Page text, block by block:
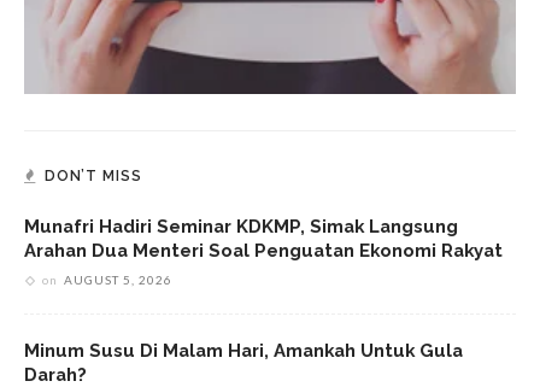
DON’T MISS
Munafri Hadiri Seminar KDKMP, Simak Langsung
Arahan Dua Menteri Soal Penguatan Ekonomi Rakyat
on AUGUST 5, 2026
Minum Susu Di Malam Hari, Amankah Untuk Gula
Darah?